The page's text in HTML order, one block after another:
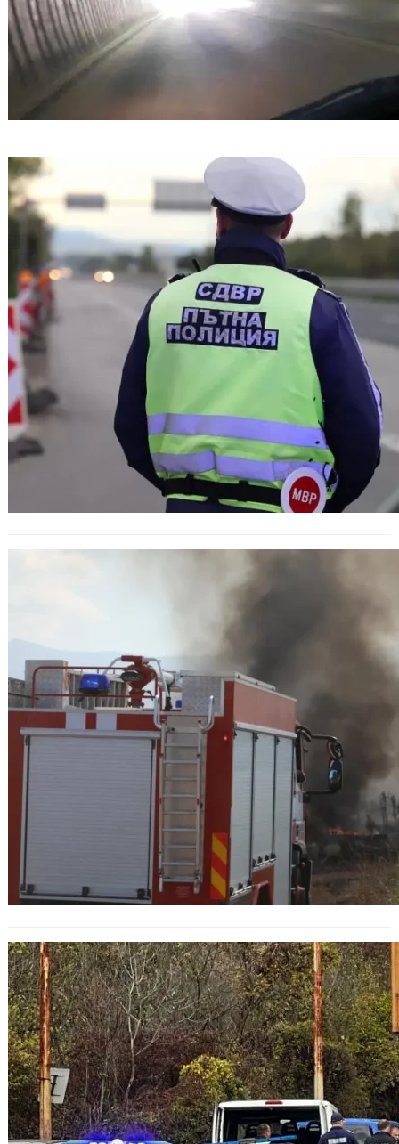
Два фатални инцидента на АМ
„Тракия“ и АМ „Струма“:
затруднено движение и пренасочен
трафик
Пожар и катастрофа затрудниха
движението на АМ „Тракия“ край
Пазарджик и Вакарел
Задържани са мигранти от
Афганистан недалеч от София:
Седем от тях са откарани в
болница